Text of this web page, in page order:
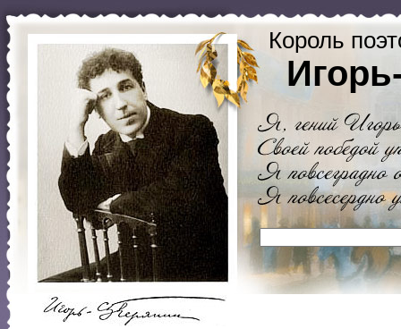
Король